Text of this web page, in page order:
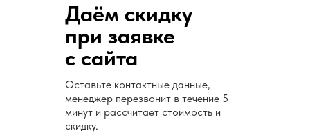
Даём скидку
при заявке
с сайта
Оставьте контактные данные,
менеджер перезвонит в течение 5
минут и рассчитает стоимость и
скидку.